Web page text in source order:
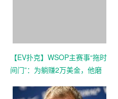
【EV扑克】WSOP主赛事“拖时
间门”：为躺赚2万美金，他磨